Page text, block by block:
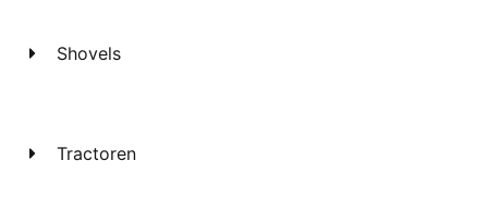
Shovels
Tractoren